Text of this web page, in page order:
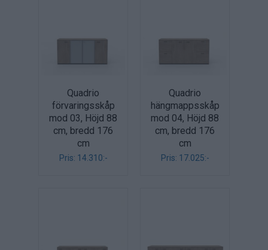
Quadrio
förvaringsskåp
mod 03, Höjd 88
cm, bredd 176
cm
Pris: 14.310:-
Quadrio
hängmappsskåp
mod 04, Höjd 88
cm, bredd 176
cm
Pris: 17.025:-